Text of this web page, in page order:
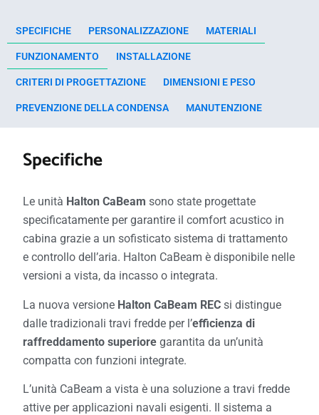
SPECIFICHE PERSONALIZZAZIONE MATERIALI
FUNZIONAMENTO INSTALLAZIONE
CRITERI DI PROGETTAZIONE DIMENSIONI E PESO
PREVENZIONE DELLA CONDENSA MANUTENZIONE
Specifiche
Le unità Halton CaBeam sono state progettate
specificatamente per garantire il comfort acustico in
cabina grazie a un sofisticato sistema di trattamento
e controllo dell’aria. Halton CaBeam è disponibile nelle
versioni a vista, da incasso o integrata.
La nuova versione Halton CaBeam REC si distingue
dalle tradizionali travi fredde per l’efficienza di
raffreddamento superiore garantita da un’unità
compatta con funzioni integrate.
L’unità CaBeam a vista è una soluzione a travi fredde
attive per applicazioni navali esigenti. Il sistema a